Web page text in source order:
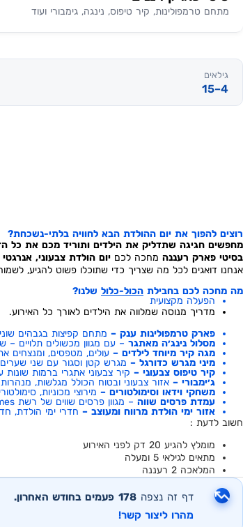
מתחם טרמפולינות, קיר טיפוס, נינגה, גימבורי ועוד
גילאים
4–15
רוצים להפוך את יום ההולדת הבא לחוויה בלתי-נשכחת?
מחפשים חגיגה שתדליק את הילדים ותוריד מכם את כל
בסיטי פארק רעננה מחכה לכם יום הולדת צבעוני,
אנחנו דואגים לכל מה שצריך כדי שתוכלו פשוט להגיע,
מה מחכה לכם בחבילת הכול-כלול שלנו?
הפעלה מקצועית
מדריך מנוסה שמלווה את הילדים לאורך כל האירוע.
פארק טרמפולינות ענק – מתחם קפיצות בגבהים
מסלול נינג׳ה מאתגר – עם מגוון מכשולים תלויים
מגה קיר מיוחד לילדים – עולים, מטפסים, ומנצחים
מיני מגרש כדורגל – מגרש קטן וסגור עם שני שערים
קיר טיפוס צבעוני – קיר צבעוני אתגרי ברמות שונות
ג׳ימבורי – אזור צבעוני ובטוח הכולל מגלשות,
משחקי וידאו וסימולטורים – מירוצי מכוניות,
עמדת פרסים שווה – מגוון פרסים שווים של רשת StreetGames – ניתנים למימוש לפי כרטיסיות הזכייה האישיים במשחקי הווידאו.
אזור ימי הולדת מרווח ומעוצב – חדרי ימי הולדת,
חשוב לדעת :
מומלץ להגיע 20 דק לפני האירוע
מתאים לגילאי 5 ומעלה
המלאכה 2 רעננה
דף זה נצפה 178 פעמים בחודש האחרון.
מהרו ליצור קשר!